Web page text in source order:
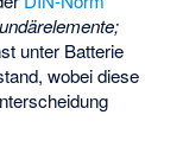
unter Batterie
wobei diese